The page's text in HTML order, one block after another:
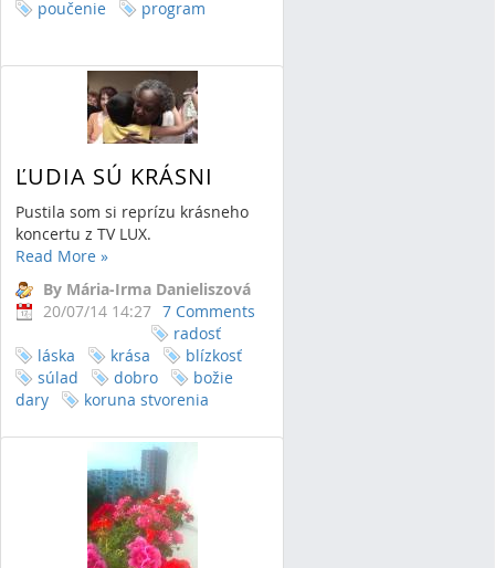
poučenie program
ĽUDIA SÚ KRÁSNI
Pustila som si reprízu krásneho
koncertu z TV LUX.
Read More »
By Mária-Irma Danieliszová
20/07/14 14:27 7 Comments
radosť
láska
krása
blízkosť
súlad
dobro
božie
dary
koruna stvorenia